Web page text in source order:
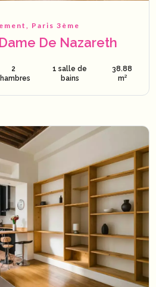
Paris 3ème
De Nazareth
2
1 salle de
bains
38.88
m²